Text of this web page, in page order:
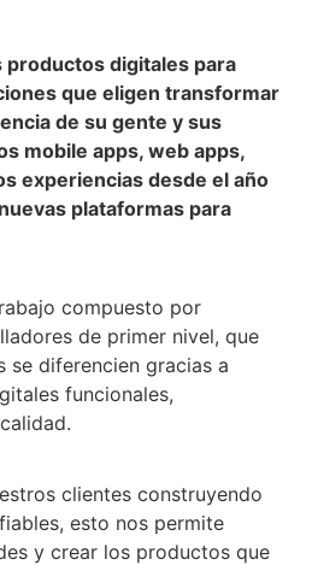
productos digitales para
que eligen transformar
de su gente y sus
mobile apps, web apps,
experiencias desde el año
plataformas para
compuesto por
de primer nivel, que
se diferencien gracias a
funcionales,
clientes construyendo
esto nos permite
y crear los productos que